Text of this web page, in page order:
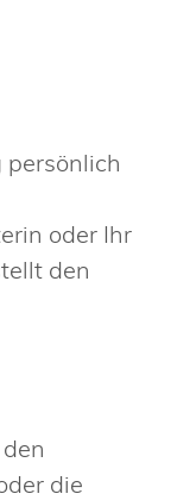
persönlich
oder Ihr
den
die